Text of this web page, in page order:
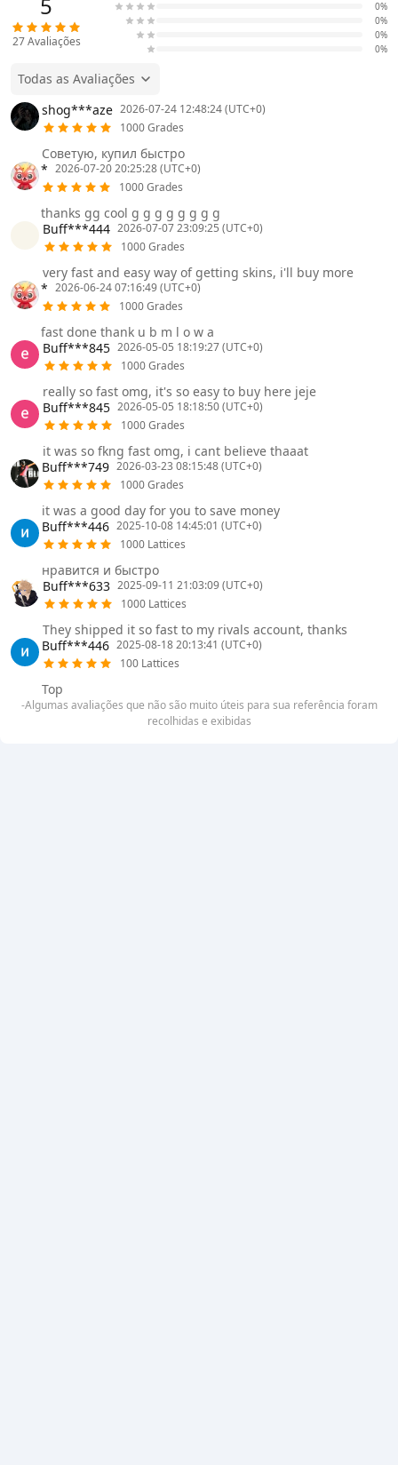
5
27Avaliações
0%
0%
0%
0%
Todas as Avaliações
shog***aze 2026-07-24 12:48:24 (UTC+0)
1000 Grades
Советую, купил быстро
* 2026-07-20 20:25:28 (UTC+0)
1000 Grades
thanks gg cool g g g g g g g g
Buff***444 2026-07-07 23:09:25 (UTC+0)
1000 Grades
very fast and easy way of getting skins, i'll buy more
* 2026-06-24 07:16:49 (UTC+0)
1000 Grades
fast done thank u b m l o w a
Buff***845 2026-05-05 18:19:27 (UTC+0)
1000 Grades
really so fast omg, it's so easy to buy here jeje
Buff***845 2026-05-05 18:18:50 (UTC+0)
1000 Grades
it was so fkng fast omg, i cant believe thaaat
Buff***749 2026-03-23 08:15:48 (UTC+0)
1000 Grades
it was a good day for you to save money
Buff***446 2025-10-08 14:45:01 (UTC+0)
1000 Lattices
нравится и быстро
Buff***633 2025-09-11 21:03:09 (UTC+0)
1000 Lattices
They shipped it so fast to my rivals account, thanks
Buff***446 2025-08-18 20:13:41 (UTC+0)
100 Lattices
Top
-Algumas avaliações que não são muito úteis para sua referência foram
recolhidas e exibidas